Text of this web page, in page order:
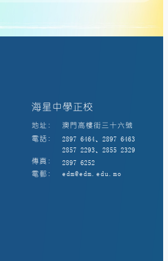
海星中學正校
地址:
澳門高樓街三十六號
電話:
2897 6464、2897 6463
2857 2293、2855 2329
傳真:
2897 6252
電郵:
edm@edm.edu.mo